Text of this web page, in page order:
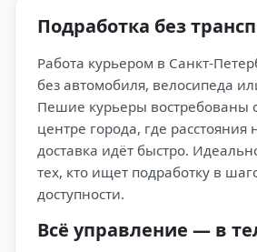
Подработка без
Работа курьером в Санкт-
без автомобиля, велосипеда
Пешие курьеры востребованы
центре города, где
доставка идёт быстро.
тех, кто ищет подработку в
доступности.
Всё управление — в